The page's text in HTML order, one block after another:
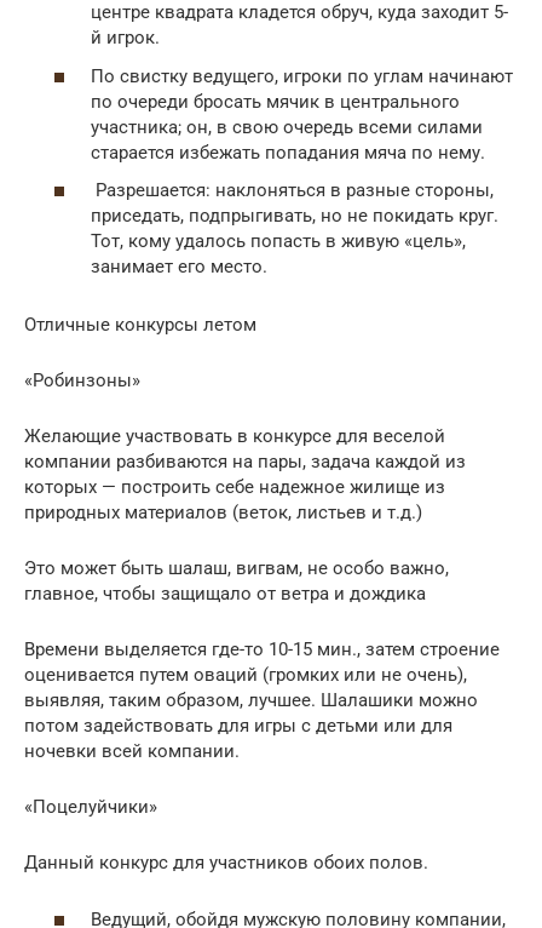
центре квадрата кладется обруч, куда заходит 5-
й игрок.
По свистку ведущего, игроки по углам начинают
по очереди бросать мячик в центрального
участника; он, в свою очередь всеми силами
старается избежать попадания мяча по нему.
Разрешается: наклоняться в разные стороны,
приседать, подпрыгивать, но не покидать круг.
Тот, кому удалось попасть в живую «цель»,
занимает его место.
Отличные конкурсы летом
«Робинзоны»
Желающие участвовать в конкурсе для веселой
компании разбиваются на пары, задача каждой из
которых — построить себе надежное жилище из
природных материалов (веток, листьев и т.д.)
Это может быть шалаш, вигвам, не особо важно,
главное, чтобы защищало от ветра и дождика
Времени выделяется где-то 10-15 мин., затем строение
оценивается путем оваций (громких или не очень),
выявляя, таким образом, лучшее. Шалашики можно
потом задействовать для игры с детьми или для
ночевки всей компании.
«Поцелуйчики»
Данный конкурс для участников обоих полов.
Ведущий, обойдя мужскую половину компании,